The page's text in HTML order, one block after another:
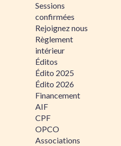
Sessions
confirmées
Rejoignez nous
Règlement
intérieur
Éditos
Édito 2025
Édito 2026
Financement
AIF
CPF
OPCO
Associations